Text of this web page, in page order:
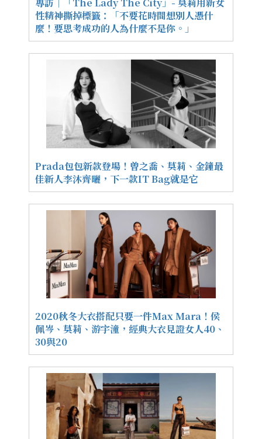
性精神撕掉標籤：「不要花時間想別人憑什
麼！要思考成功的人為什麼不是你。」
Prada包包新款登場！曾之喬、莫莉、金鐘最
佳新人李沐齊曬，下一款IT Bag就是它
2020秋冬大衣搭配只要一件Max Mara！侯
佩岑、莫莉、游宇潼，經典大衣見證女人40、
30與20